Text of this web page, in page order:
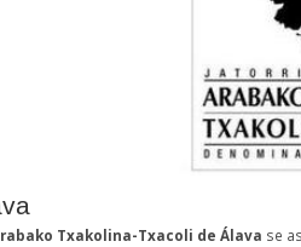
Txakolina-Txacoli de Álava se